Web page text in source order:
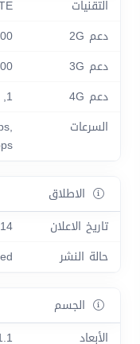
التقنيات
دعم 2G
دعم 3G
دعم 4G
1, 3, 5, 7, 8, 20 - G800F
السرعات
الاطلاق
تاريخ الاعلان
2014, July
حالة النشر
الجسم
الأبعاد